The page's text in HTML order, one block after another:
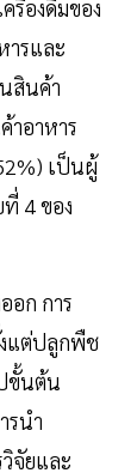
รื่องดื่มของ
ารและ
สินค้า
าอาหาร
เป็นผู้
4 ของ
อก การ
งแต่ปลูกพืช
ขั้นต้น
รนำ
จัยและ